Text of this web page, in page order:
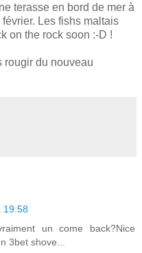
terasse en bord de mer à
Les fishs maltais
on the rock soon :-D !
rougir du nouveau
19:58
un come back?Nice
3bet shove...